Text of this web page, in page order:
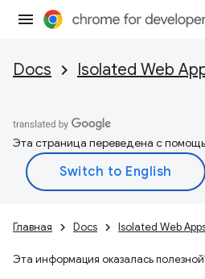
Docs Isolated Web
Эта страница переведена с
Главная Docs Isolated Web
Эта информация оказалась